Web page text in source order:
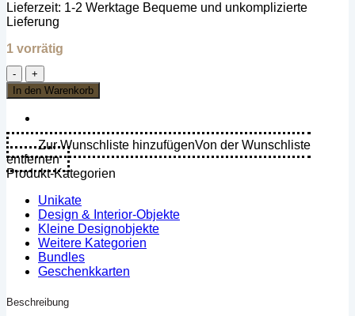
Lieferzeit: 1-2 Werktage Bequeme und unkomplizierte
Lieferung
1 vorrätig
Wandbild
Palme
-
Aus
Stahl
(Groß)
Menge
In den Warenkorb
Zur Wunschliste hinzufügenVon der Wunschliste
entfernen
Produkt-Kategorien
Unikate
Design & Interior-Objekte
Kleine Designobjekte
Weitere Kategorien
Bundles
Geschenkkarten
Beschreibung